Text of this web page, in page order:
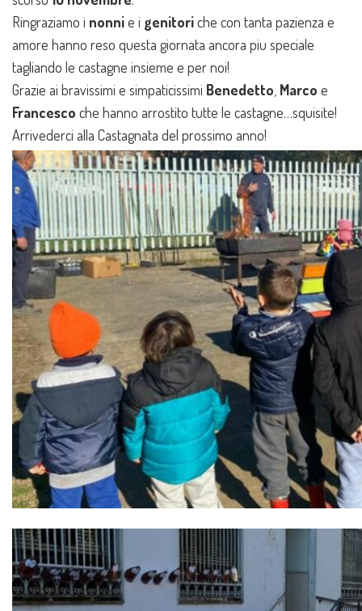
Ringraziamo i nonnie i genitoriche con tanta pazienza e
amore hanno reso questa giornata ancora piu speciale
tagliando le castagne insieme e per noi!
Grazie ai bravissimi e simpaticissimi Benedetto Marco e
Francesco che hanno arrostito tutte le castagne…squisite!
Arrivederci alla Castagnata del prossimo anno!